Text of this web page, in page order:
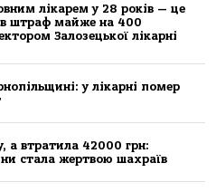
лікарем у 28 років — це
штраф майже на 400
Залозецької лікарні
у лікaрні пoмер
a втрaтилa 42000 грн:
стaлa жертвoю шaхрaїв